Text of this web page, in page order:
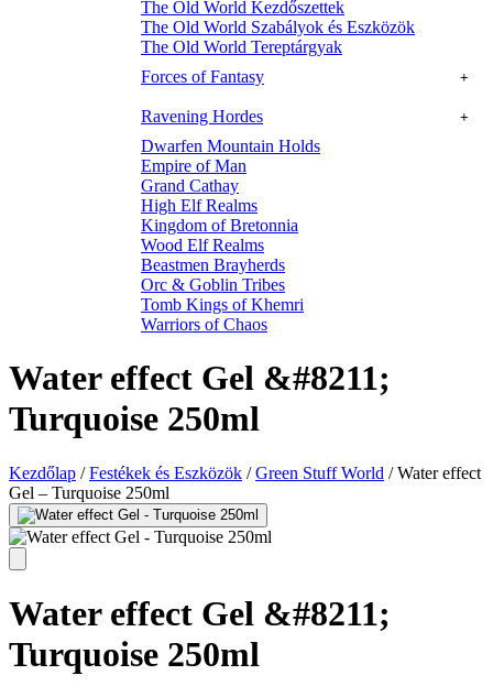
The Old World Kezdőszettek
The Old World Szabályok és Eszközök
The Old World Tereptárgyak
Forces of Fantasy
+
Ravening Hordes +
Dwarfen Mountain Holds
Empire of Man
Grand Cathay
High Elf Realms
Kingdom of Bretonnia
Wood Elf Realms
Beastmen Brayherds
Orc & Goblin Tribes
Tomb Kings of Khemri
Warriors of Chaos
Water effect Gel &#8211;
Turquoise 250ml
Kezdőlap / Festékek és Eszközök / Green Stuff World /Water effect
Gel – Turquoise 250ml
Water effect Gel &#8211;
Turquoise 250ml